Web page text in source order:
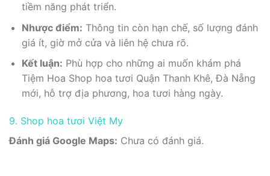
tiềm năng phát triển.
Nhược điểm: Thông tin còn hạn chế, số lượng đánh
giá ít, giờ mở cửa và liên hệ chưa rõ.
Kết luận: Phù hợp cho những ai muốn khám phá
Tiệm Hoa Shop hoa tươi Quận Thanh Khê, Đà Nẵng
mới, hỗ trợ địa phương, hoa tươi hàng ngày.
9. Shop hoa tươi Việt My
Đánh giá Google Maps: Chưa có đánh giá.